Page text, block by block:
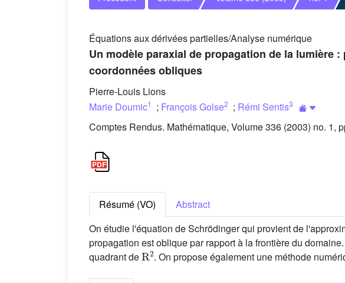
Équations aux dérivées partielles/Analyse numérique
Un modèle paraxial de propagation de la lumière
coordonnées obliques
Pierre-Louis Lions
Marie Doumic1 ; François Golse2 ; Rémi Sentis3
Comptes Rendus. Mathématique, Volume 336 (2003) no. 1,
Résumé (VO)
Abstract
On étudie l'équation de Schrödinger qui provient de
propagation est oblique par rapport à la frontière du
quadrant de
R2
. On propose également une méthode